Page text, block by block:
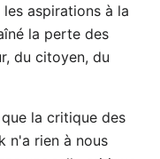
aspirations à la
la perte des
du citoyen, du
la critique des
n'a rien à nous